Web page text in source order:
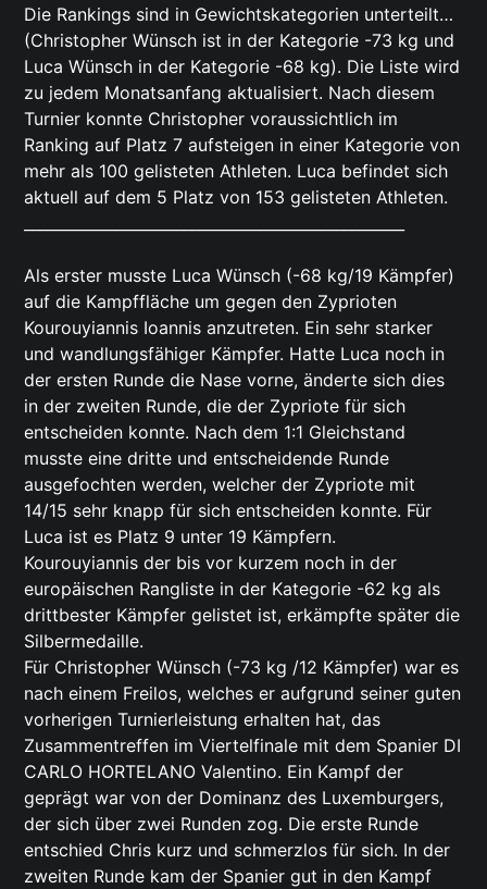
Die Rankings sind in Gewichtskategorien unterteilt…
(Christopher Wünsch ist in der Kategorie -73 kg und
Luca Wünsch in der Kategorie -68 kg). Die Liste wird
zu jedem Monatsanfang aktualisiert. Nach diesem
Turnier konnte Christopher voraussichtlich im
Ranking auf Platz 7 aufsteigen in einer Kategorie von
mehr als 100 gelisteten Athleten. Luca befindet sich
aktuell auf dem 5 Platz von 153 gelisteten Athleten.
Als erster musste Luca Wünsch (-68 kg/19 Kämpfer)
auf die Kampffläche um gegen den Zyprioten
Kourouyiannis Ioannis anzutreten. Ein sehr starker
und wandlungsfähiger Kämpfer. Hatte Luca noch in
der ersten Runde die Nase vorne, änderte sich dies
in der zweiten Runde, die der Zypriote für sich
entscheiden konnte. Nach dem 1:1 Gleichstand
musste eine dritte und entscheidende Runde
ausgefochten werden, welcher der Zypriote mit
14/15 sehr knapp für sich entscheiden konnte. Für
Luca ist es Platz 9 unter 19 Kämpfern.
Kourouyiannis der bis vor kurzem noch in der
europäischen Rangliste in der Kategorie -62 kg als
drittbester Kämpfer gelistet ist, erkämpfte später die
Silbermedaille.
Für Christopher Wünsch (-73 kg /12 Kämpfer) war es
nach einem Freilos, welches er aufgrund seiner guten
vorherigen Turnierleistung erhalten hat, das
Zusammentreffen im Viertelfinale mit dem Spanier DI
CARLO HORTELANO Valentino. Ein Kampf der
geprägt war von der Dominanz des Luxemburgers,
der sich über zwei Runden zog. Die erste Runde
entschied Chris kurz und schmerzlos für sich. In der
zweiten Runde kam der Spanier gut in den Kampf